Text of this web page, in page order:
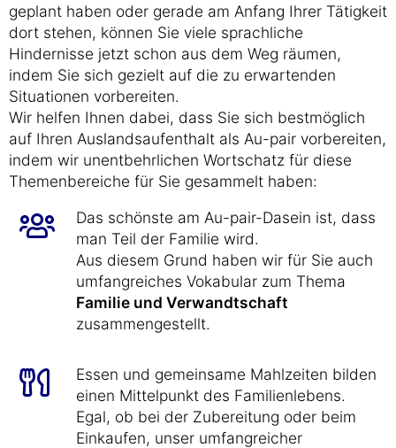
geplant haben oder gerade am Anfang Ihrer Tätigkeit
dort stehen, können Sie viele sprachliche
Hindernisse jetzt schon aus dem Weg räumen,
indem Sie sich gezielt auf die zu erwartenden
Situationen vorbereiten.
Wir helfen Ihnen dabei, dass Sie sich bestmöglich
auf Ihren Auslandsaufenthalt als Au-pair vorbereiten,
indem wir unentbehrlichen Wortschatz für diese
Themenbereiche für Sie gesammelt haben:
Das schönste am Au-pair-Dasein ist, dass
man Teil der Familie wird.
Aus diesem Grund haben wir für Sie auch
umfangreiches Vokabular zum Thema
Familie und Verwandtschaft
zusammengestellt.
Essen und gemeinsame Mahlzeiten bilden
einen Mittelpunkt des Familienlebens.
Egal, ob bei der Zubereitung oder beim
Einkaufen, unser umfangreicher